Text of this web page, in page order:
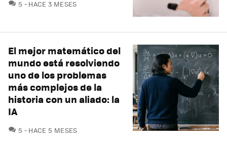
5 COMENTARIOS
HACE 3 MESES
El mejor matemático del
mundo está resolviendo
uno de los problemas
más complejos de la
historia con un aliado: la
IA
5 COMENTARIOS
HACE 5 MESES